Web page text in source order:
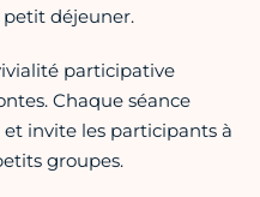
petit déjeuner.
participative
Chaque séance
et invite les participants à
groupes.